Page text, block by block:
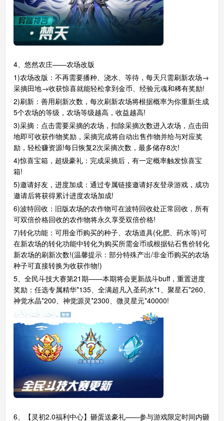
奥奇传说手机版 搜 手
4、悠然农庄——农场改版
1)农场改版：不再需要播种、浇水、等待，每天只需刷新农场→
采摘田地→收获惊喜就能轻松拿到金币、经验元魂和稀有奖励!
2)刷新：善用刷新次数，每次刷新农场将根据概率为你重新生成
5个农场的等级，农场等级越高，收益越高!
3)采摘：点击需要采摘的农场，扣除采摘次数进入农场，点击田
地即可收获作物奖励，采摘完成将自动出售作物并给与对应奖
励，轻松赚资源!每日恢复2次采摘次数，最多储存8次!
4)惊喜宝箱，超级豪礼：完成采摘后，有一定概率触发惊喜宝
箱!
5)邀请好友，进度加成：通过专属链接邀请好友登录游戏，成功
邀请后将获得累计进度农场加成!
6)波特回收：旧版农场的农作物可在波特回收处正常回收，所有
可双倍价格回收的农作物将永久享受双倍价格!
7)转化功能：可用金币购买的种子、农场道具(化肥、药水等)可
在新农场的转化功能中转化为购买所需金币或根据钻石售价转化
新农场的刷新次数!(温馨提示：部分特殊产出/非金币购买的农场
种子可直接转换为收获作物!)
5、全民斗技大赛第21期——本期将会更新战斗buff，重置进度
奖励：任选专属精华*135、全满超凡入圣药水*1、聚星石*260、
神觉水晶*200、神觉源灵*2300、微灵星元*40000!
6、【灵初2.0福利中心】砸蛋送豪礼——参与游戏限定时间内砸